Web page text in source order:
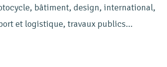
bâtiment, design, international,
et logistique, travaux publics…